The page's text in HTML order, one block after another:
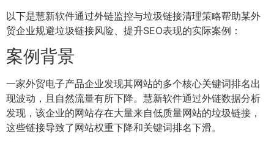
以下是慧新软件通过外链监控与垃圾链接清理策略帮助某外
贸企业规避垃圾链接风险、提升SEO表现的实际案例：
案例背景
一家外贸电子产品企业发现其网站的多个核心关键词排名出
现波动，且自然流量有所下降。慧新软件通过外链数据分析
发现，该企业的网站存在大量来自低质量网站的垃圾链接，
这些链接导致了网站权重下降和关键词排名下滑。